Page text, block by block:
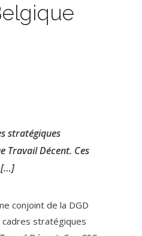
stratégiques
Travail Décent. Ces
[…]
conjoint de la DGD
stratégiques